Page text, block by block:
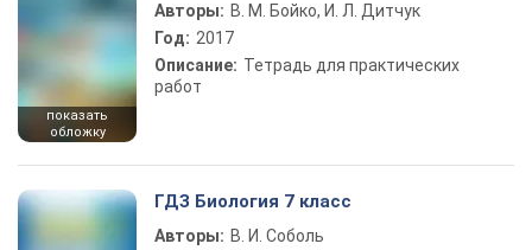
показать
обложку
Авторы: В. М. Бойко, И. Л. Дитчук
Год: 2017
Описание: Тетрадь для практических
работ
ГДЗ Биология 7 класс
Авторы: В. И. Соболь